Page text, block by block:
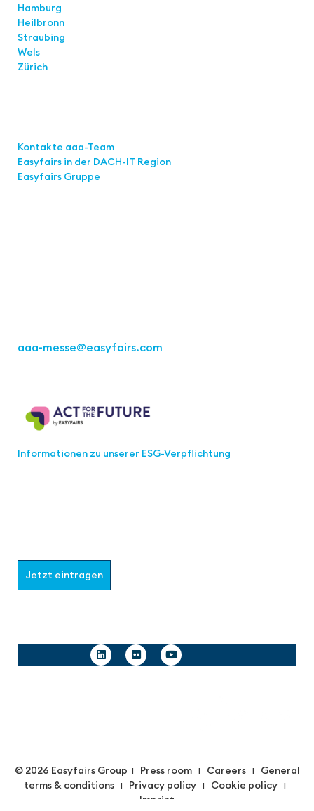
Hamburg
Heilbronn
Straubing
Wels
Zürich
Kontakte aaa-Team
Easyfairs in der DACH-IT Region
Easyfairs Gruppe
aaa-messe@easyfairs.com
Informationen zu unserer ESG-Verpflichtung
Jetzt eintragen
© 2026 Easyfairs Group | Press room| Careers| General
terms & conditions | Privacy policy | Cookie policy |
Imprint